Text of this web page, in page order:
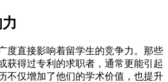
度直接影响着留学生的竞争力。那些
获得过专利的求职者，通常更能引起
不仅增加了他们的学术价值，也提升